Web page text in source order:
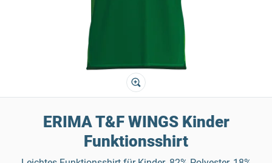
ERIMA T&F WINGS Kinder
Funktionsshirt